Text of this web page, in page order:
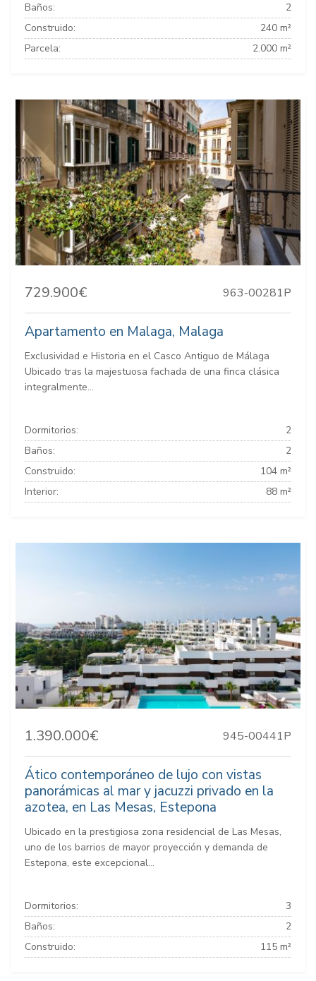
Baños:
2
Construido:
240 m²
Parcela:
2.000 m²
729.900€ 963-00281P
Apartamento en Malaga, Malaga
Exclusividad e Historia en el Casco Antiguo de Málaga
Ubicado tras la majestuosa fachada de una finca clásica
integralmente...
Dormitorios:
2
Baños:
2
Construido:
104 m²
Interior:
88 m²
1.390.000€ 945-00441P
Ático contemporáneo de lujo con vistas
panorámicas al mar y jacuzzi privado en la
azotea, en Las Mesas, Estepona
Ubicado en la prestigiosa zona residencial de Las Mesas,
uno de los barrios de mayor proyección y demanda de
Estepona, este excepcional...
Dormitorios:
3
Baños:
2
Construido:
115 m²